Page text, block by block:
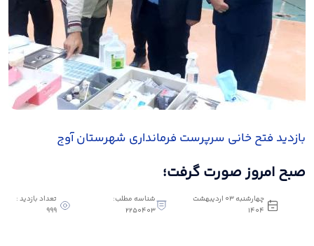
بازدید فتح خانی سرپرست فرمانداری شهرستان آوج
صبح امروز صورت گرفت؛
چهارشنبه 03 اردیبهشت
1404
شناسه مطلب:
2250403
تعداد بازدید :
999